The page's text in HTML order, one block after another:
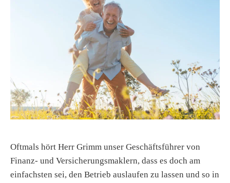
Oftmals hört Herr Grimm unser Geschäftsführer von
Finanz- und Versicherungsmaklern, dass es doch am
einfachsten sei, den Betrieb auslaufen zu lassen und so in